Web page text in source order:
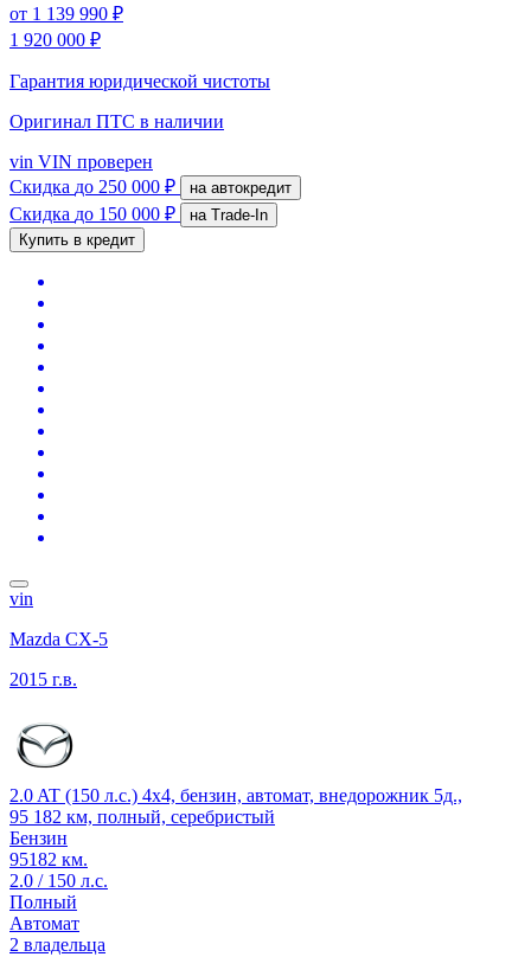
от 1 139 990 ₽
1 920 000 ₽
Гарантия юридической чистоты
Оригинал ПТС в наличии
vin VIN проверен
Скидка до 250 000 ₽ на автокредит
Скидка до 150 000 ₽
на Trade-In
Купить в кредит
vin
Mazda CX-5
2015 г.в.
2.0 AT (150 л.с.) 4x4, бензин, автомат, внедорожник 5д.,
95 182 км, полный, серебристый
Бензин
95182 км.
2.0 / 150 л.с.
Полный
Автомат
2 владельца